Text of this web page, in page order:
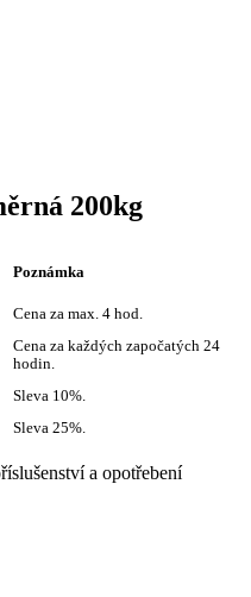
200kg
Poznámka
Cena za max. 4 hod.
Cena za každých započatých 24
hodin.
Sleva 10%.
Sleva 25%.
a opotřebení